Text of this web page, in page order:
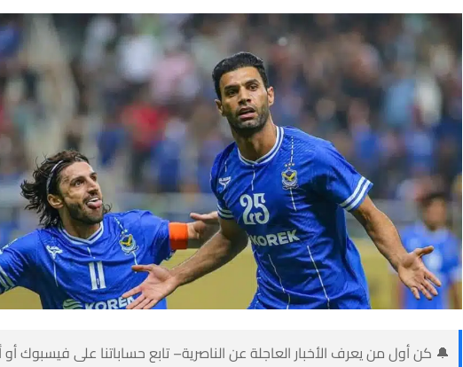
🔔 كن أول من يعرف الأخبار العاجلة عن الناصرية– تابع حساباتنا على فيسبوك